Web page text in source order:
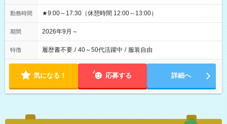
勤務時間 ★9:00～17:30（休憩時間 12:00～13:00）
期間 2026年9月～
特徴 履歴書不要 / 40～50代活躍中 / 服装自由
気になる！ 応募する 詳細へ